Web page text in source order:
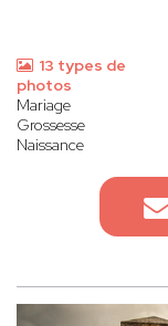
13 types de
photos
Mariage
Grossesse
Naissance